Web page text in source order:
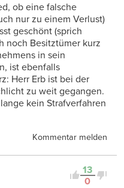
ob eine falsche
nur zu einem Verlust)
geschönt (sprich
noch Besitztümer kurz
in sein
ist ebenfalls
Herr Erb ist bei der
zu weit gegangen.
kein Strafverfahren
Kommentar melden
13
0